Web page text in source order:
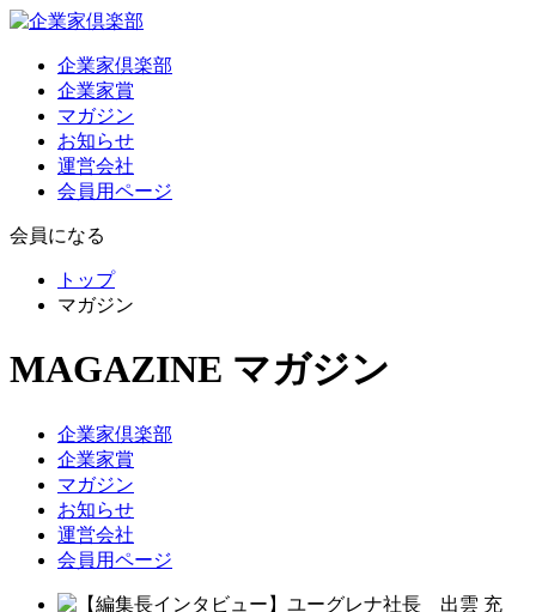
企業家倶楽部
企業家賞
マガジン
お知らせ
運営会社
会員用ページ
会員になる
トップ
マガジン
MAGAZINE マガジン
企業家倶楽部
企業家賞
マガジン
お知らせ
運営会社
会員用ページ